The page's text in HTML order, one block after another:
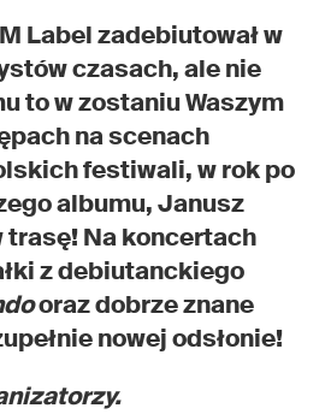
Label zadebiutował w
czasach, ale nie
to w zostaniu Waszym
na scenach
festiwali, w rok po
albumu, Janusz
trasę! Na koncertach
z debiutanckiego
oraz dobrze znane
nowej odsłonie!